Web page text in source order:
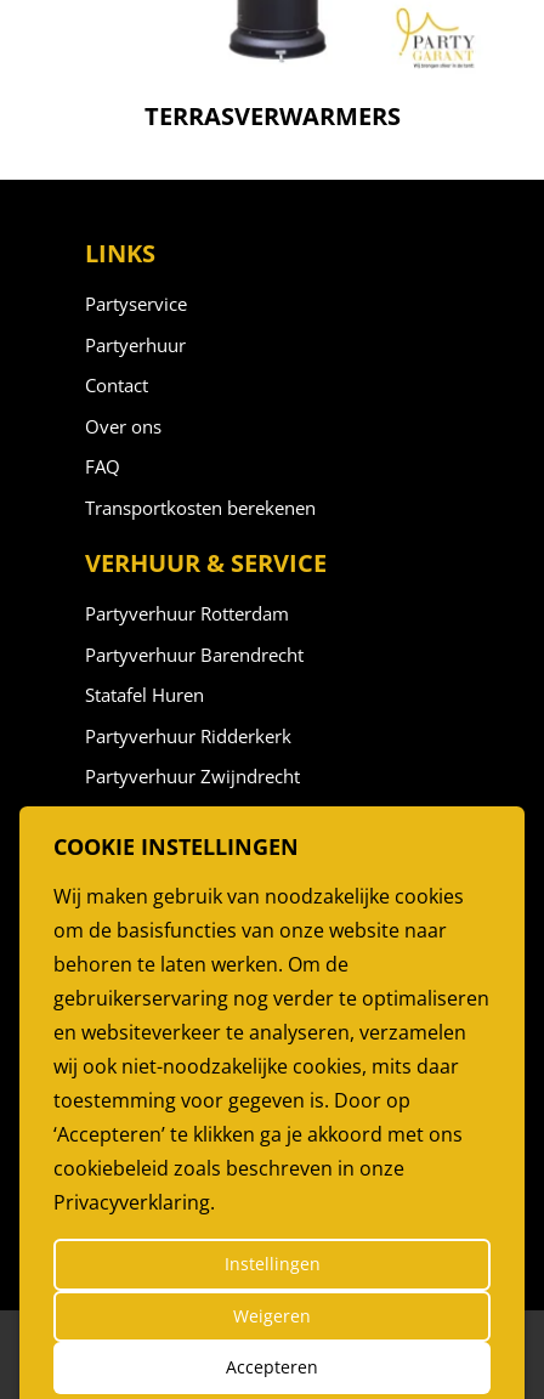
TERRASVERWARMERS
LINKS
Partyservice
Partyerhuur
Contact
Over ons
FAQ
Transportkosten berekenen
VERHUUR & SERVICE
Partyverhuur Rotterdam
Partyverhuur Barendrecht
Statafel Huren
Partyverhuur Ridderkerk
Partyverhuur Zwijndrecht
Stoelen Huren
Partytent Huren
Feesttent huren
PARTYGARANT
Bijdorp-Oost 22
2992LA Barendrecht
Telefoon:0180 614179
E-mail:info@partygarant.nl
© 2026 Partygarant|Website byThe Dare Company*
Privacy Statement
Leveringsvoorwaarden
COOKIE INSTELLINGEN
Wij maken gebruik van noodzakelijke cookies
om de basisfuncties van onze website naar
behoren te laten werken. Om de
gebruikerservaring nog verder te optimaliseren
en websiteverkeer te analyseren, verzamelen
wij ook niet-noodzakelijke cookies, mits daar
toestemming voor gegeven is. Door op
‘Accepteren’ te klikken ga je akkoord met ons
cookiebeleid zoals beschreven in onze
Privacyverklaring.
Instellingen
Weigeren
Accepteren